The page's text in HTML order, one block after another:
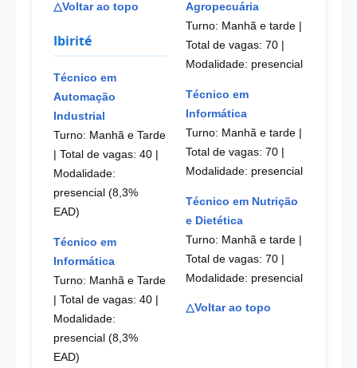
△Voltar ao topo
Ibirité
Técnico em
Automação
Industrial
Turno: Manhã e Tarde
| Total de vagas: 40
Modalidade:
presencial (8,3%
EAD)
Técnico em
Informática
Turno: Manhã e Tarde
| Total de vagas: 40
Modalidade:
presencial (8,3%
EAD)
Agropecuária
Turno: Manhã e tarde |
Total de vagas: 70
Modalidade: presencial
Técnico em
Informática
Turno: Manhã e tarde |
Total de vagas: 70
Modalidade: presencial
Técnico em Nutrição
e Dietética
Turno: Manhã e tarde |
Total de vagas: 70 |
Modalidade: presencial
△Voltar ao topo